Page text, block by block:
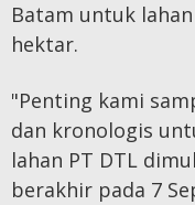
Batam untuk
hektar.
"Penting kami
dan kronologis
lahan PT DTL
berakhir pada 7